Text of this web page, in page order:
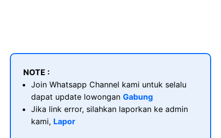
NOTE :
Join Whatsapp Channel kami untuk selalu
dapat update lowongan Gabung
Jika link error, silahkan laporkan ke admin
kami, Lapor